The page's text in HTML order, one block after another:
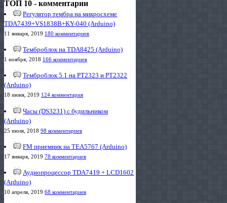
ТОП 10 - комментарии
Регулятор тембра на микросхеме
TDA7439+VS1838B+KY-040 (Arduino)
11 января, 2019 180 комментариев
Темброблок на TDA8425 (Arduino)
1 ноября, 2018 166 комментариев
Темброблок 5.1 на PT2323 и PT2322
(Arduino)
18 июня, 2019 124 комментария
Часы (DS3231) с будильником
(Arduino)
25 июля, 2018 98 комментариев
FM приемник на TEA5767 (Arduino)
17 января, 2019 78 комментариев
Аудиопроцессор TDA7419 + LCD1602
(Arduino)
10 апреля, 2019 68 комментариев